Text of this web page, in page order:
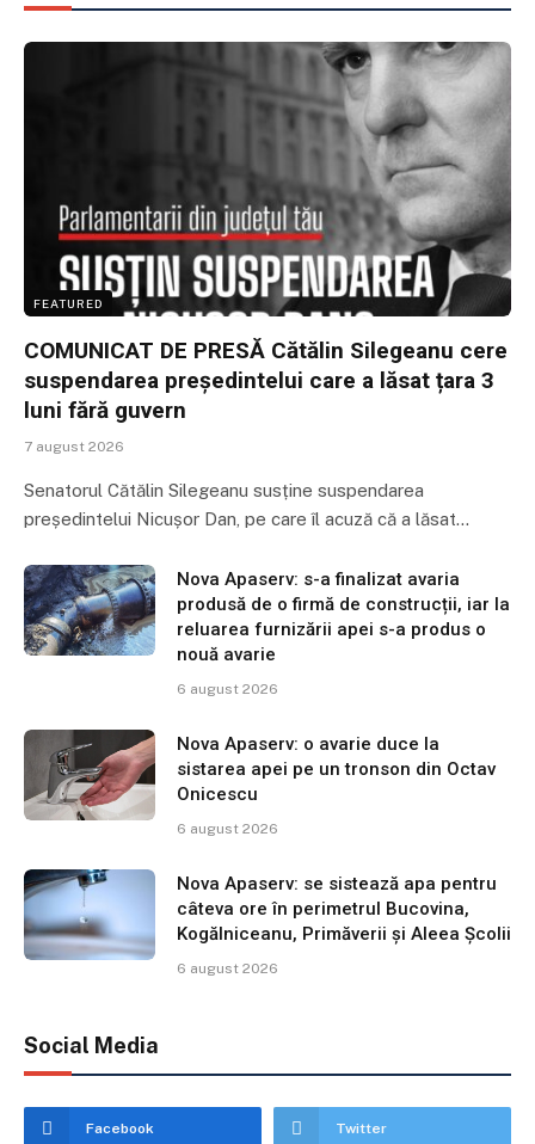
FEATURED
COMUNICAT DE PRESĂ Cătălin Silegeanu cere
suspendarea președintelui care a lăsat țara 3
luni fără guvern
7 august 2026
Senatorul Cătălin Silegeanu susține suspendarea
președintelui Nicușor Dan, pe care îl acuză că a lăsat…
Nova Apaserv: s-a finalizat avaria
produsă de o firmă de construcții, iar la
reluarea furnizării apei s-a produs o
nouă avarie
6 august 2026
Nova Apaserv: o avarie duce la
sistarea apei pe un tronson din Octav
Onicescu
6 august 2026
Nova Apaserv: se sistează apa pentru
câteva ore în perimetrul Bucovina,
Kogălniceanu, Primăverii și Aleea Școlii
6 august 2026
Social Media
Facebook Twitter